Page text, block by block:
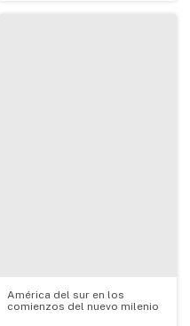
América del sur en los
comienzos del nuevo milenio